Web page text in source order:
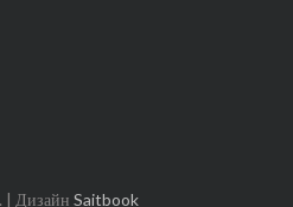
| Дизайн Saitbook